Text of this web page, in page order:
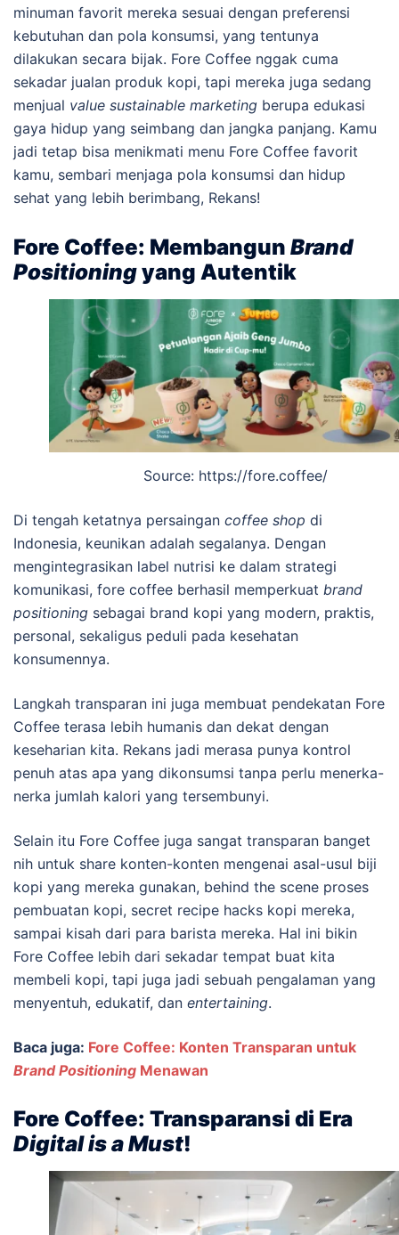
minuman favorit mereka sesuai dengan preferensi
kebutuhan dan pola konsumsi, yang tentunya
dilakukan secara bijak. Fore Coffee nggak cuma
sekadar jualan produk kopi, tapi mereka juga sedang
menjual value sustainable marketing berupa edukasi
gaya hidup yang seimbang dan jangka panjang. Kamu
jadi tetap bisa menikmati menu Fore Coffee favorit
kamu, sembari menjaga pola konsumsi dan hidup
sehat yang lebih berimbang, Rekans!
Fore Coffee: Membangun Brand
Positioningyang Autentik
Source: https://fore.coffee/
Di tengah ketatnya persaingan coffee shop di
Indonesia, keunikan adalah segalanya. Dengan
mengintegrasikan label nutrisi ke dalam strategi
komunikasi, fore coffee berhasil memperkuat brand
positioning sebagai brand kopi yang modern, praktis,
personal, sekaligus peduli pada kesehatan
konsumennya.
Langkah transparan ini juga membuat pendekatan Fore
Coffee terasa lebih humanis dan dekat dengan
keseharian kita. Rekans jadi merasa punya kontrol
penuh atas apa yang dikonsumsi tanpa perlu menerka-
nerka jumlah kalori yang tersembunyi.
Selain itu Fore Coffee juga sangat transparan banget
nih untuk share konten-konten mengenai asal-usul biji
kopi yang mereka gunakan, behind the scene proses
pembuatan kopi, secret recipe hacks kopi mereka,
sampai kisah dari para barista mereka. Hal ini bikin
Fore Coffee lebih dari sekadar tempat buat kita
membeli kopi, tapi juga jadi sebuah pengalaman yang
menyentuh, edukatif, dan entertaining.
Baca juga: Fore Coffee: Konten Transparan untuk
Brand Positioning Menawan
Fore Coffee: Transparansi di Era
Digital is a Must!